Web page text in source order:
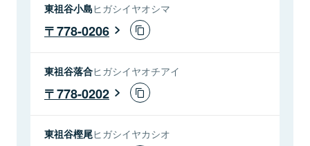
東祖谷小島ヒガシイヤオシマ
778-0206
東祖谷落合ヒガシイヤオチアイ
778-0202
東祖谷樫尾ヒガシイヤカシオ